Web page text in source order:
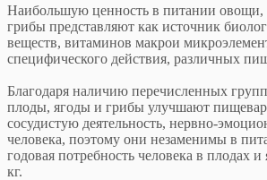
Наибольшую ценность в питании овощи,
грибы представляют как источник
веществ, витаминов макрои
специфического действия, различных
Благодаря наличию перечисленных
плоды, ягоды и грибы улучшают
сосудистую деятельность, нервно-
человека, поэтому они незаменимы в
годовая потребность человека в плодах и
кг.